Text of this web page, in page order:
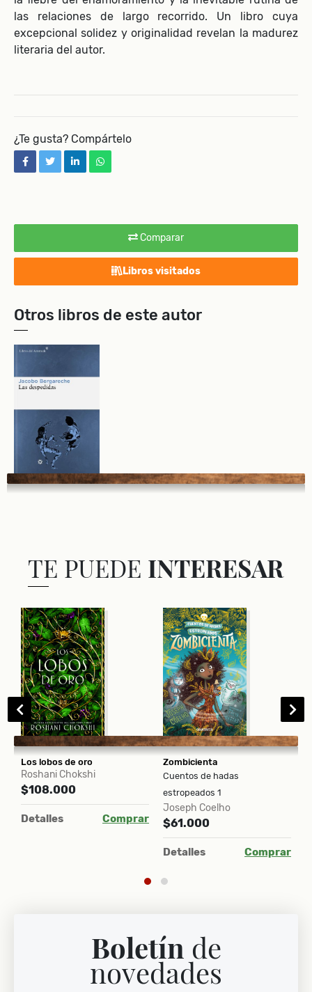
Comparar
Libros visitados
Otros libros de este autor
las relaciones de largo recorrido. Un libro cuya
excepcional solidez y originalidad revelan la madurez
literaria del autor.
¿Te gusta? Compártelo
facebooktwitterlinkedinwhatsapp
TE PUEDE INTERESAR
Los lobos de oro
Roshani Chokshi
$108.000
Detalles Comprar
Zombicienta
Cuentos de hadas
estropeados 1
Joseph Coelho
$61.000
Detalles Comprar
Boletín de
novedades